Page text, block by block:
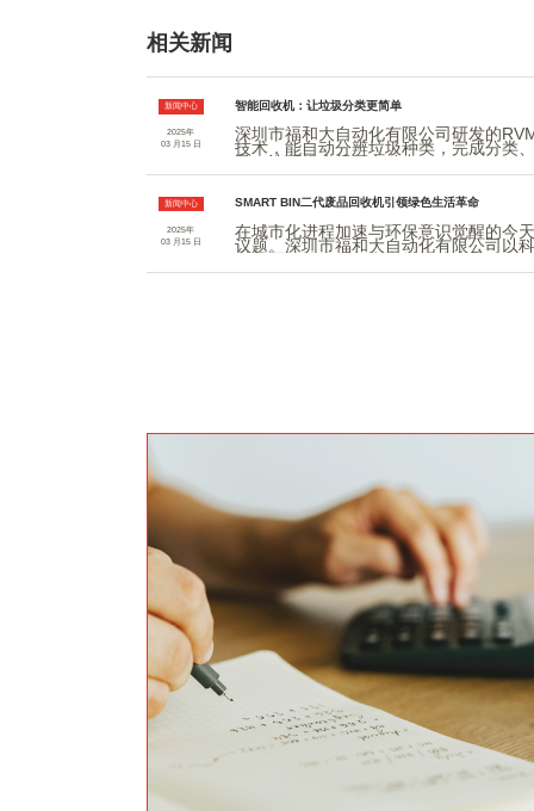
相关新闻
新闻中心
2025年
03 月15 日
智能回收机：让垃圾分类更简单
深圳市福和大自动化有限公司研发的
技术，能自动分辨垃圾种类，完成分类
品，让环保变得更有动力。
新闻中心
2025年
03 月15 日
SMART BIN二代废品回收机引领绿色生活革命
在城市化进程加速与环保意识觉醒的今
议题。深圳市福和大自动化有限公司以
技术赋能，让回收更“聪明” SMART BIN二代废品回收机集人工智能、物联网与自动化技术于一